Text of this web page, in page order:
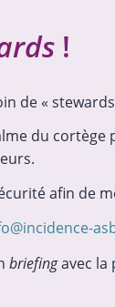
!
de «
du cortège
afin de
briefingavec la